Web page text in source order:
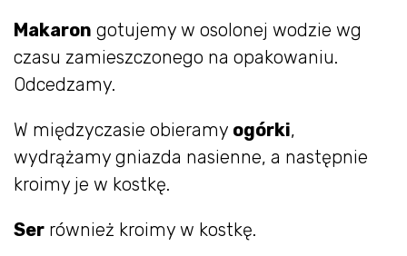
Makaron gotujemy w osolonej wodzie wg
czasu zamieszczonego na opakowaniu.
Odcedzamy.
W międzyczasie obieramy ogórki,
wydrążamy gniazda nasienne, a następnie
kroimy je w kostkę.
Ser również kroimy w kostkę.